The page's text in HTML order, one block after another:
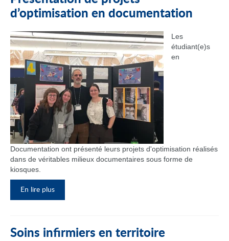
d’optimisation en documentation
Les
étudiant(e)s
en
Documentation ont présenté leurs projets d'optimisation réalisés
dans de véritables milieux documentaires sous forme de
kiosques.
En lire plus
Soins infirmiers en territoire